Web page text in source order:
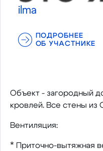
ilma
ПОДРОБНЕЕ
ОБ УЧАСТНИКЕ
Объект - загородный
кровлей. Все стены из
Вентиляция:
* Приточно-вытяжная